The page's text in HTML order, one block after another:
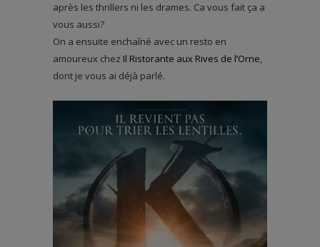
après les thrillers ni les drames. Ca vous fait ça a
vous aussi?
On a ensuite enchaîné avec un resto en
amoureux chez Il Ristorante aux Rives de l’Orne,
dont je vous ai déjà parlé.